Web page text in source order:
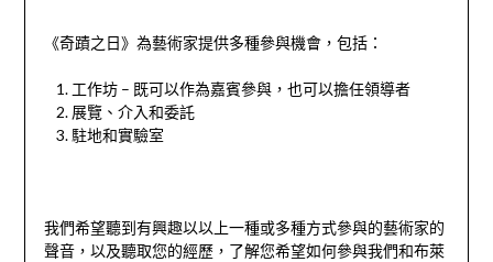
《奇蹟之日》為藝術家提供多種參與機會，包括：
工作坊 – 既可以作為嘉賓參與，也可以擔任領導者
展覽、介入和委託
駐地和實驗室
我們希望聽到有興趣以以上一種或多種方式參與的藝術家的
聲音，以及聽取您的經歷，了解您希望如何參與我們和布萊